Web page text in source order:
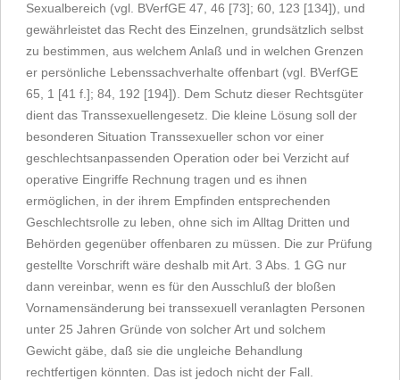
Sexualbereich (vgl. BVerfGE 47, 46 [73]; 60, 123 [134]), und
gewährleistet das Recht des Einzelnen, grundsätzlich selbst
zu bestimmen, aus welchem Anlaß und in welchen Grenzen
er persönliche Lebenssachverhalte offenbart (vgl. BVerfGE
65, 1 [41 f.]; 84, 192 [194]). Dem Schutz dieser Rechtsgüter
dient das Transsexuellengesetz. Die kleine Lösung soll der
besonderen Situation Transsexueller schon vor einer
geschlechtsanpassenden Operation oder bei Verzicht auf
operative Eingriffe Rechnung tragen und es ihnen
ermöglichen, in der ihrem Empfinden entsprechenden
Geschlechtsrolle zu leben, ohne sich im Alltag Dritten und
Behörden gegenüber offenbaren zu müssen. Die zur Prüfung
gestellte Vorschrift wäre deshalb mit Art. 3 Abs. 1 GG nur
dann vereinbar, wenn es für den Ausschluß der bloßen
Vornamensänderung bei transsexuell veranlagten Personen
unter 25 Jahren Gründe von solcher Art und solchem
Gewicht gäbe, daß sie die ungleiche Behandlung
rechtfertigen könnten. Das ist jedoch nicht der Fall.